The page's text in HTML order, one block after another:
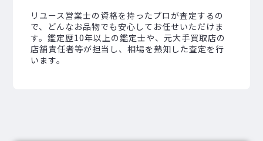
リユース営業士の資格を持ったプロが査定するの
で、どんなお品物でも安心してお任せいただけま
す。鑑定歴10年以上の鑑定士や、元大手買取店の
店舗責任者等が担当し、相場を熟知した査定を行
います。